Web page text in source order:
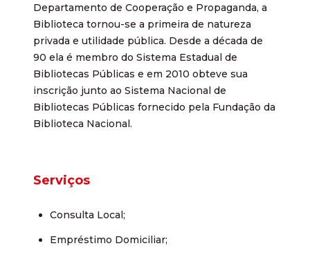
Departamento de Cooperação e Propaganda, a
Biblioteca tornou-se a primeira de natureza
privada e utilidade pública. Desde a década de
90 ela é membro do Sistema Estadual de
Bibliotecas Públicas e em 2010 obteve sua
inscrição junto ao Sistema Nacional de
Bibliotecas Públicas fornecido pela Fundação da
Biblioteca Nacional.
Serviços
Consulta Local;
Empréstimo Domiciliar;